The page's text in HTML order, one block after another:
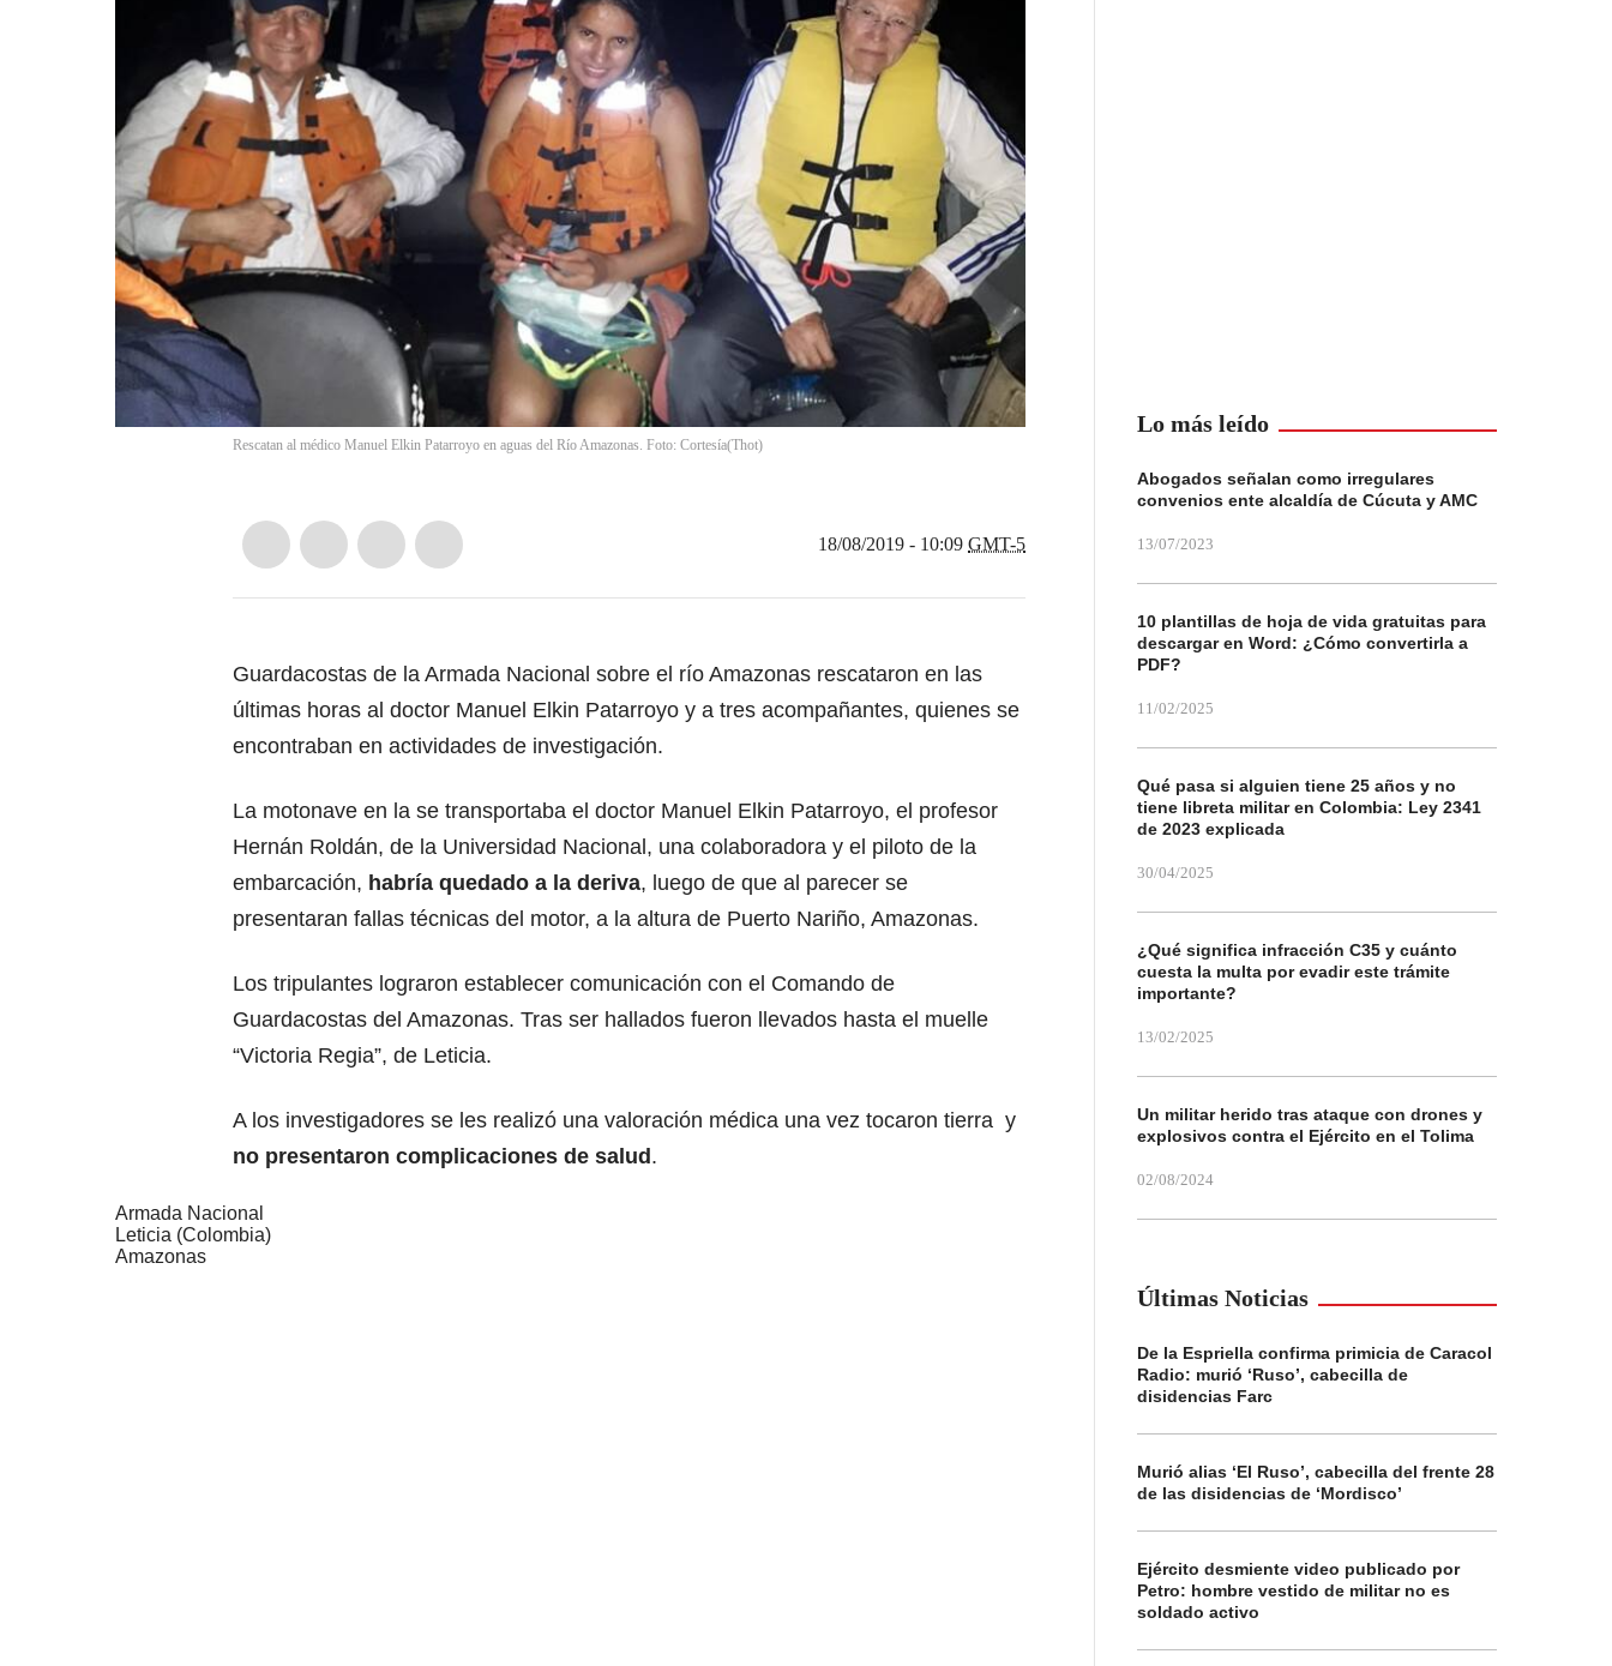
Rescatan al médico Manuel Elkin Patarroyo en aguas del Río Amazonas. Foto: Cortesía(Thot)
18/08/2019 - 10:09 GMT-5
Guardacostas de la Armada Nacional sobre el río Amazonas rescataron en las
últimas horas al doctor Manuel Elkin Patarroyo y a tres acompañantes, quienes se
encontraban en actividades de investigación.
La motonave en la se transportaba el doctor Manuel Elkin Patarroyo, el profesor
Hernán Roldán, de la Universidad Nacional, una colaboradora y el piloto de la
embarcación, habría quedado a la deriva, luego de que al parecer se
presentaran fallas técnicas del motor, a la altura de Puerto Nariño, Amazonas.
Los tripulantes lograron establecer comunicación con el Comando de
Guardacostas del Amazonas. Tras ser hallados fueron llevados hasta el muelle
“Victoria Regia”, de Leticia.
A los investigadores se les realizó una valoración médica una vez tocaron tierra y
no presentaron complicaciones de salud.
Armada Nacional
Leticia (Colombia)
Amazonas
Lo más leído
Abogados señalan como irregulares
convenios ente alcaldía de Cúcuta y AMC
13/07/2023
10 plantillas de hoja de vida gratuitas para
descargar en Word: ¿Cómo convertirla a
PDF?
11/02/2025
Qué pasa si alguien tiene 25 años y no
tiene libreta militar en Colombia: Ley 2341
de 2023 explicada
30/04/2025
¿Qué significa infracción C35 y cuánto
cuesta la multa por evadir este trámite
importante?
13/02/2025
Un militar herido tras ataque con drones y
explosivos contra el Ejército en el Tolima
02/08/2024
Últimas Noticias
De la Espriella confirma primicia de Caracol
Radio: murió ‘Ruso’, cabecilla de
disidencias Farc
Murió alias ‘El Ruso’, cabecilla del frente 28
de las disidencias de ‘Mordisco’
Ejército desmiente video publicado por
Petro: hombre vestido de militar no es
soldado activo